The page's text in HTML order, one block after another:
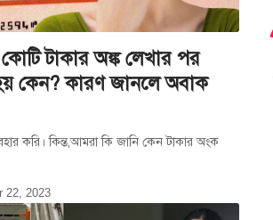
টাকার অঙ্ক লেখার পর
কেন? কারণ জানলে অবাক
করি। কিন্ত,আমরা কি জানি কেন টাকার অংক
22, 2023